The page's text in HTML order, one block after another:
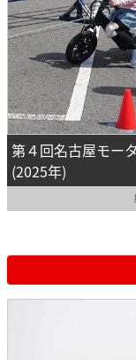
第４回名古屋モー
(2025年)